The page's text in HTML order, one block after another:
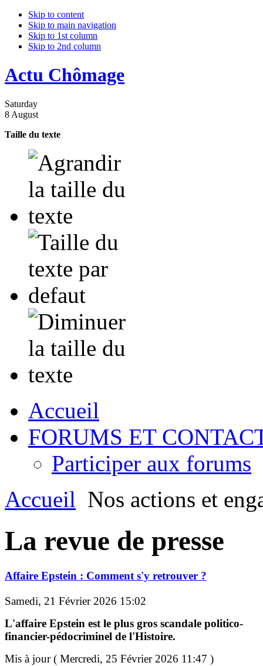
Skip to content
Skip to main navigation
Skip to 1st column
Skip to 2nd column
Actu Chômage
Saturday
8 August
Taille du texte
Accueil
FORUMS ET
Participer aux forums
Accueil Nos actions et
La revue de presse
Affaire Epstein : Comment s'y retrouver ?
Samedi, 21 Février 2026 15:02
L'affaire Epstein est le plus gros scandale politico-
financier-pédocriminel de l'Histoire.
Mis à jour ( Mercredi, 25 Février 2026 11:47 )